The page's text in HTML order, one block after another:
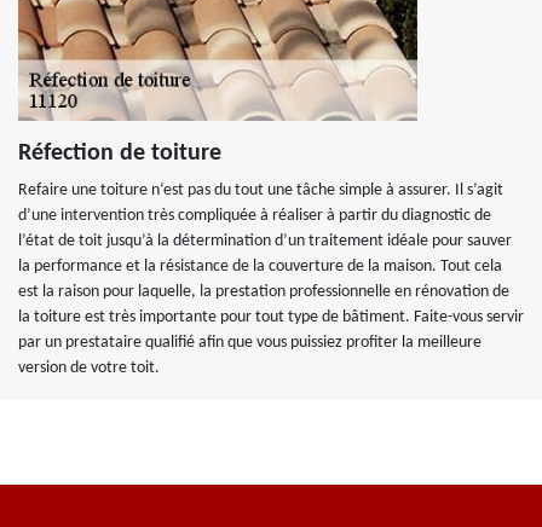
Réfection de toiture
Refaire une toiture n’est pas du tout une tâche simple à assurer. Il s’agit
d’une intervention très compliquée à réaliser à partir du diagnostic de
l’état de toit jusqu’à la détermination d’un traitement idéale pour sauver
la performance et la résistance de la couverture de la maison. Tout cela
est la raison pour laquelle, la prestation professionnelle en rénovation de
la toiture est très importante pour tout type de bâtiment. Faite-vous servir
par un prestataire qualifié afin que vous puissiez profiter la meilleure
version de votre toit.